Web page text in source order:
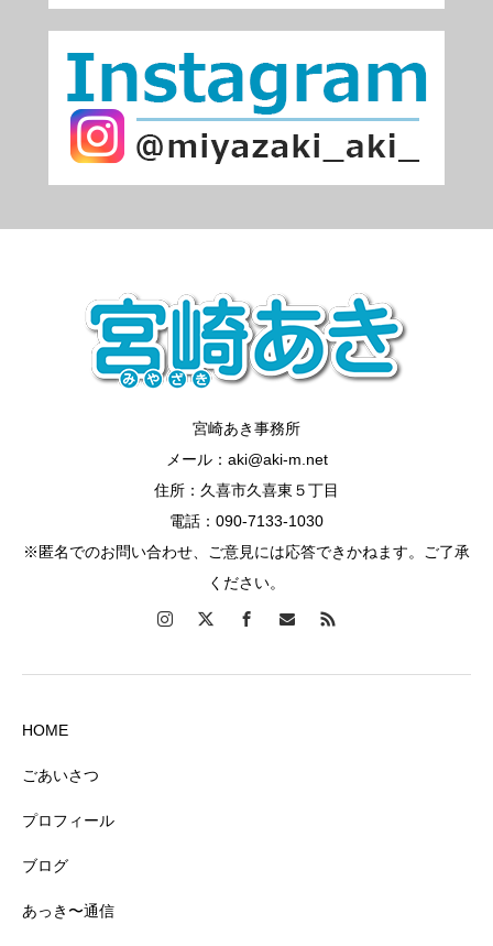
宮崎あき事務所
メール：aki@aki-m.net
住所：久喜市久喜東５丁目
電話：090-7133-1030
※匿名でのお問い合わせ、ご意見には応答できかねます。ご了承
ください。
HOME
ごあいさつ
プロフィール
ブログ
あっき〜通信